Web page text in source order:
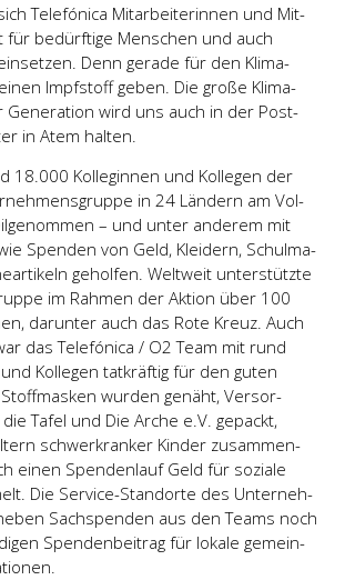
Tele­fó­ni­ca Mit­ar­bei­te­rin­nen und Mit­
für bedürf­ti­ge Men­schen und auch
Denn gera­de für den Kli­ma­
Impf­stoff geben. Die gro­ße Kli­ma­
Genera­ti­on wird uns auch in der Post-
in Atem hal­ten.
18.000 Kol­le­gin­nen und Kol­le­gen der
in 24 Län­dern am Vol­
– und unter ande­rem mit
Spen­den von Geld, Klei­dern, Schul­ma­
gehol­fen. Welt­weit unter­stütz­te
im Rah­men der Akti­on über 100
dar­un­ter auch das Rote Kreuz. Auch
das Tele­fó­ni­ca / O2 Team mit rund
Kol­le­gen tat­kräf­tig für den guten
wur­den genäht, Ver­sor­
Tafel und Die Arche e.V. gepackt,
schwer­kran­ker Kin­der zusam­men­
einen Spen­den­lauf Geld für sozia­le
Die Ser­vice-Stand­or­te des Unter­neh­
Sach­spen­den aus den Teams noch
Spen­den­bei­trag für loka­le gemein­